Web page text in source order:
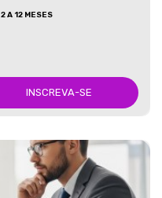
2 A 12 MESES
INSCREVA-SE